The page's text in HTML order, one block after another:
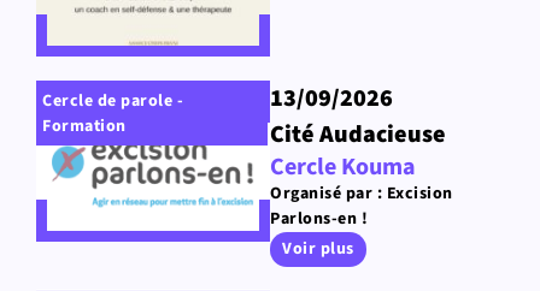
Cercle de parole -
Formation
13/09/2026
Cité Audacieuse
Cercle Kouma
Organisé par : Excision
Parlons-en !
Voir plus